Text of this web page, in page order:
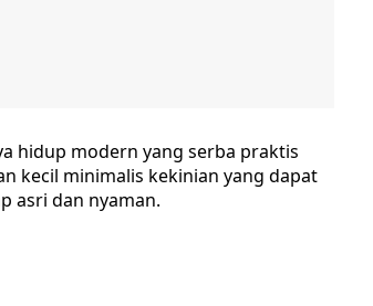
hidup modern yang serba praktis
kecil minimalis kekinian yang dapat
asri dan nyaman.